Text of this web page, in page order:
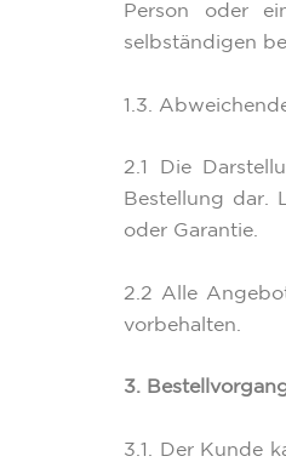
Person oder
selbständigen
1.3.
2.1 Die
Bestellung dar.
oder Garantie.
2.2 Alle
vorbehalten.
3.
3.1. Der Kunde